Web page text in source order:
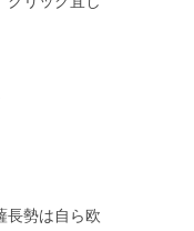
長勢は自ら欧